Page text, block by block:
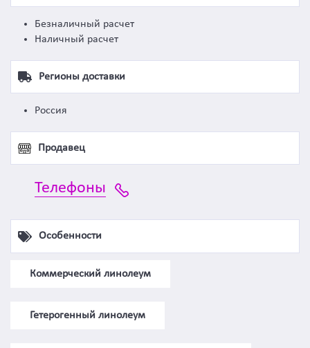
Безналичный расчет
Наличный расчет
Регионы доставки
Россия
Продавец
Телефоны
Особенности
Коммерческий линолеум
Гетерогенный линолеум